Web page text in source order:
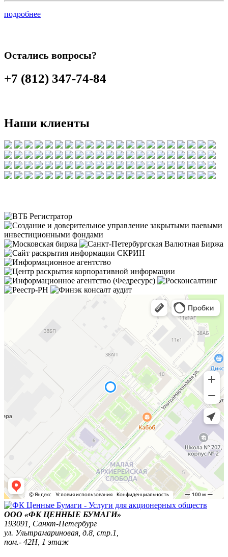
подробнее
Остались вопросы?
+7 (812) 347-74-84
Наши клиенты
ООО «ФК ЦЕННЫЕ БУМАГИ»
193091, Санкт-Петербург
ул. Ультрамариновая, д.8, стр.1,
пом.- 42Н, 1 этаж